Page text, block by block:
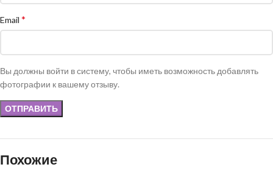
Email *
Вы должны войти в систему, чтобы иметь возможность добавлять
фотографии к вашему отзыву.
Похожие